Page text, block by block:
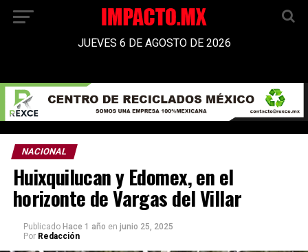
JUEVES 6 DE AGOSTO DE 2026
NACIONAL
Huixquilucan y Edomex, en el
horizonte de Vargas del Villar
Publicado Hace 1 año en junio 25, 2025
Por Redacción